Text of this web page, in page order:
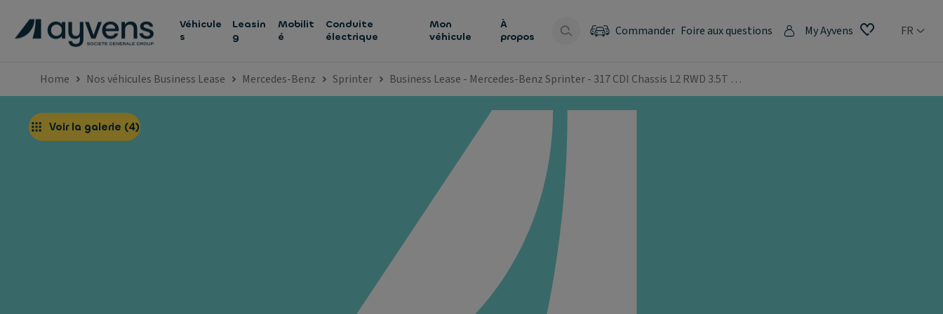
Véhicule
s
Leasin
g
Mobilit
é
Conduite
électrique
Mon
véhicule
À
propos
Commander Foire aux questions My Ayvens FR
Home Nos véhicules Business Lease Mercedes-Benz Sprinter Business Lease - Mercedes-Benz Sprinter - 317 CDI Chassis L2 RWD 3.5T …
Voir la galerie (4)